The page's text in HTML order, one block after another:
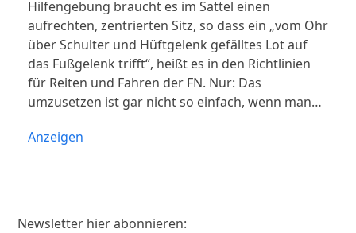
Hilfengebung braucht es im Sattel einen
aufrechten, zentrierten Sitz, so dass ein „vom Ohr
über Schulter und Hüftgelenk gefälltes Lot auf
das Fußgelenk trifft“, heißt es in den Richtlinien
für Reiten und Fahren der FN. Nur: Das
umzusetzen ist gar nicht so einfach, wenn man…
Anzeigen
Newsletter hier abonnieren: